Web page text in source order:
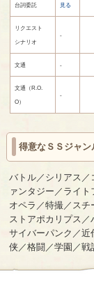
台詞委託 見る
リクエスト
シナリオ
-
文通 -
文通（R.O.
O）
-
得意なＳＳジャン
バトル／シリアス／
ァンタジー／ライ
オペラ／特撮／ス
ストアポカリプス
サイバーパンク／
侠／格闘／学園／戦